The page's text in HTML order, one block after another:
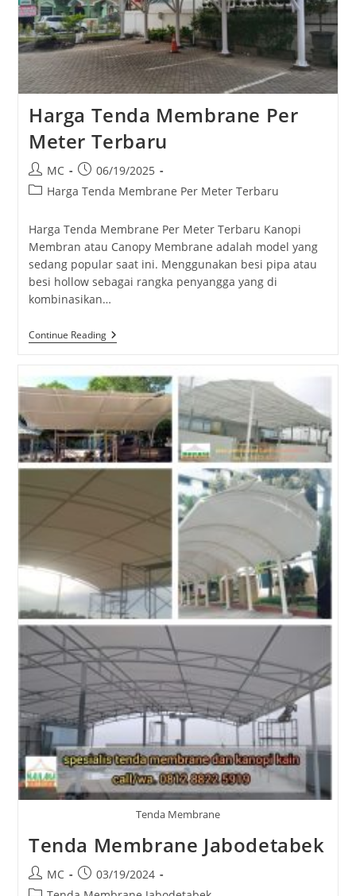
Harga Tenda Membrane Per
Meter Terbaru
Post
author:
MC
Post
published:
06/19/2025
PostHarga Tenda Membrane Per Meter Terbaru
Harga Tenda Membrane Per Meter Terbaru Kanopi
Membran atau Canopy Membrane adalah model yang
sedang popular saat ini. Menggunakan besi pipa atau
besi hollow sebagai rangka penyangga yang di
kombinasikan…
Continue ReadingHarga
Tenda
Per
Meter
Terbaru
Tenda Membrane
Tenda Membrane Jabodetabek
Post
author:
MC
Post
published:
03/19/2024